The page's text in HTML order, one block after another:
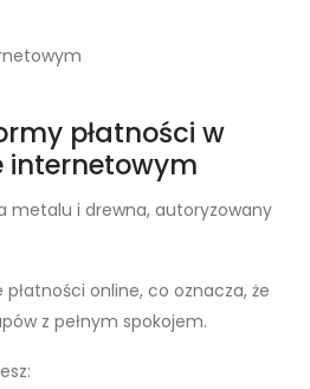
płatności w
internetowym
online, co oznacza, że
z pełnym spokojem.